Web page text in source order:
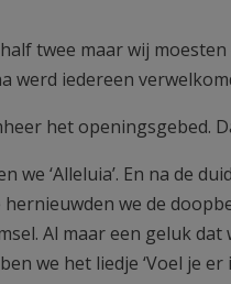
twee maar wij
werd iedereen
het openingsgebed.
we ‘Alleluia’. En na de
we de
Al maar een geluk
we het liedje ‘Voel je